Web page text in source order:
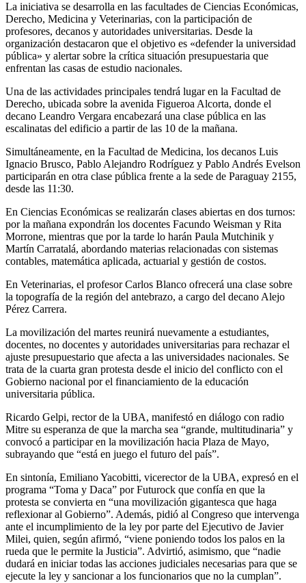
La iniciativa se desarrolla en las facultades de Ciencias Económicas,
Derecho, Medicina y Veterinarias, con la participación de
profesores, decanos y autoridades universitarias. Desde la
organización destacaron que el objetivo es «defender la universidad
pública» y alertar sobre la crítica situación presupuestaria que
enfrentan las casas de estudio nacionales.
Una de las actividades principales tendrá lugar en la Facultad de
Derecho, ubicada sobre la avenida Figueroa Alcorta, donde el
decano Leandro Vergara encabezará una clase pública en las
escalinatas del edificio a partir de las 10 de la mañana.
Simultáneamente, en la Facultad de Medicina, los decanos Luis
Ignacio Brusco, Pablo Alejandro Rodríguez y Pablo Andrés Evelson
participarán en otra clase pública frente a la sede de Paraguay 2155,
desde las 11:30.
En Ciencias Económicas se realizarán clases abiertas en dos turnos:
por la mañana expondrán los docentes Facundo Weisman y Rita
Morrone, mientras que por la tarde lo harán Paula Mutchinik y
Martín Carratalá, abordando materias relacionadas con sistemas
contables, matemática aplicada, actuarial y gestión de costos.
En Veterinarias, el profesor Carlos Blanco ofrecerá una clase sobre
la topografía de la región del antebrazo, a cargo del decano Alejo
Pérez Carrera.
La movilización del martes reunirá nuevamente a estudiantes,
docentes, no docentes y autoridades universitarias para rechazar el
ajuste presupuestario que afecta a las universidades nacionales. Se
trata de la cuarta gran protesta desde el inicio del conflicto con el
Gobierno nacional por el financiamiento de la educación
universitaria pública.
Ricardo Gelpi, rector de la UBA, manifestó en diálogo con radio
Mitre su esperanza de que la marcha sea “grande, multitudinaria” y
convocó a participar en la movilización hacia Plaza de Mayo,
subrayando que “está en juego el futuro del país”.
En sintonía, Emiliano Yacobitti, vicerector de la UBA, expresó en el
programa “Toma y Daca” por Futurock que confía en que la
protesta se convierta en “una movilización gigantesca que haga
reflexionar al Gobierno”. Además, pidió al Congreso que intervenga
ante el incumplimiento de la ley por parte del Ejecutivo de Javier
Milei, quien, según afirmó, “viene poniendo todos los palos en la
rueda que le permite la Justicia”. Advirtió, asimismo, que “nadie
dudará en iniciar todas las acciones judiciales necesarias para que se
ejecute la ley y sancionar a los funcionarios que no la cumplan”.